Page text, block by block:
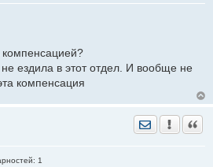
ездила в этот отдел. И вообще не
компенсация
Отправить
1